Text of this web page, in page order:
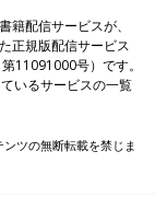
籍配信サービスが、
正規版配信サービス
11091000号）です。
いるサービスの一覧
ツの無断転載を禁じま